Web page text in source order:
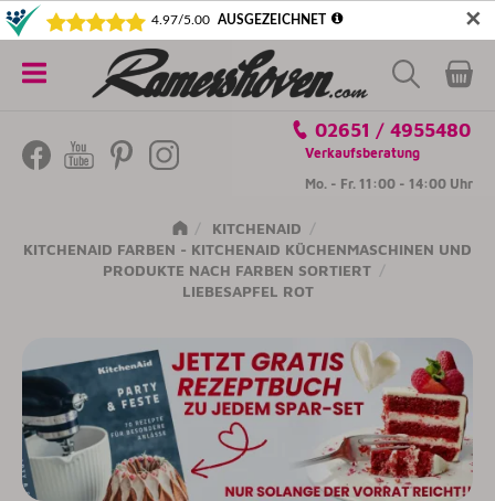
✕
5€ SICHERN! NEWSLETTER ABONNIEREN
Kategorien
02651 / 4955480
Verkaufsberatung
Mo. - Fr. 11:00 - 14:00 Uhr
KITCHENAID
KITCHENAID FARBEN - KITCHENAID KÜCHENMASCHINEN UND
PRODUKTE NACH FARBEN SORTIERT
LIEBESAPFEL ROT